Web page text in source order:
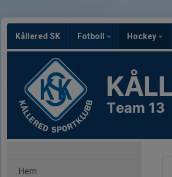
Kållered SK Fotboll Hockey
Team 13
Hem